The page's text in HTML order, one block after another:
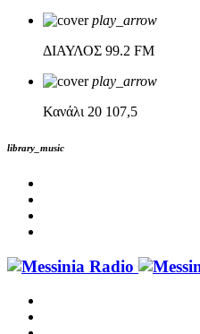
play_arrow
ΔΙΑΥΛΟΣ 99.2 FM
play_arrow
Κανάλι 20 107,5
library_music